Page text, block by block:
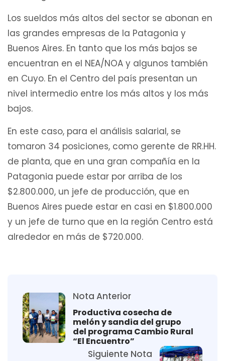
Los sueldos más altos del sector se abonan en
las grandes empresas de la Patagonia y
Buenos Aires. En tanto que los más bajos se
encuentran en el NEA/NOA y algunos también
en Cuyo. En el Centro del país presentan un
nivel intermedio entre los más altos y los más
bajos.
En este caso, para el análisis salarial, se
tomaron 34 posiciones, como gerente de RR.HH.
de planta, que en una gran compañía en la
Patagonia puede estar por arriba de los
$2.800.000, un jefe de producción, que en
Buenos Aires puede estar en casi en $1.800.000
y un jefe de turno que en la región Centro está
alrededor en más de $720.000.
Nota Anterior
Productiva cosecha de
melón y sandia del grupo
del programa Cambio Rural
“El Encuentro”
Siguiente Nota